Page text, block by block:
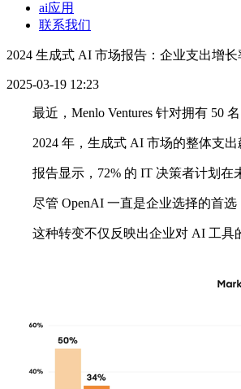
ai应用
联系我们
2024 生成式 AI 市场报告：企业支出增长
2025-03-19 12:23
最近，Menlo Ventures 针对拥有 50
2024 年，生成式 AI 市场的整体支出
报告显示，72% 的 IT 决策者计划在
尽管 OpenAI 一直是企业选择的首选，
这种转变不仅反映出企业对 AI 工具的